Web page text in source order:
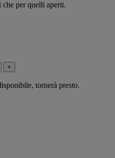
per quelli aperti.
+
tornerà presto.